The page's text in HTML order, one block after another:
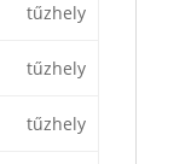
tűzhely
tűzhely
tűzhely